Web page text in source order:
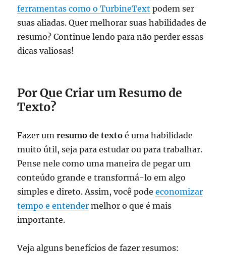
ferramentas como o TurbineText podem ser
suas aliadas. Quer melhorar suas habilidades de
resumo? Continue lendo para não perder essas
dicas valiosas!
Por Que Criar um Resumo de
Texto?
Fazer umresumo de texto é uma habilidade
muito útil, seja para estudar ou para trabalhar.
Pense nele como uma maneira de pegar um
conteúdo grande e transformá-lo em algo
simples e direto. Assim, você podeeconomizar
tempo e entender melhor o que é mais
importante.
Veja alguns benefícios de fazer resumos: